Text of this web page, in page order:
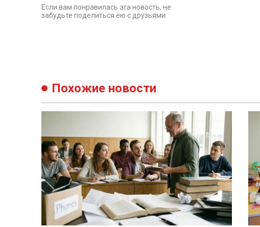
Если вам понравилась эта новость, не
забудьте поделиться ею с друзьями
Похожие новости